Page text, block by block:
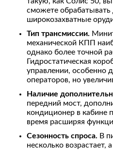
сможете обрабатывать
широкозахватные
Тип трансмиссии.
механической КПП
однако более точной
Гидростатическая
управлении, особенно
операторов, но
Наличие
передний мост,
кондиционер в кабине
время расширяя
Сезонность спроса. В
несколько возрастает,